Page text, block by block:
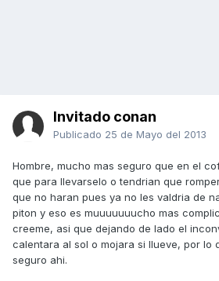
Invitado conan
Publicado 25 de Mayo del 2013
Hombre, mucho mas seguro que en el
que para llevarselo o tendrian que
que no haran pues ya no les valdria de
piton y eso es muuuuuuucho mas
creeme, asi que dejando de lado el
calentara al sol o mojara si llueve, por lo
seguro ahi.